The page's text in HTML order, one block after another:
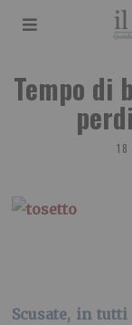
Tempo di
18
Scusate, in